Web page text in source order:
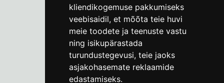
kliendikogemuse pakkumiseks
veebisaidil, et mõõta teie huvi
meie toodete ja teenuste vastu
ning isikupärastada
turundustegevusi, teie jaoks
asjakohasemate reklaamide
edastamiseks.
Tallinna Linnamuuseum
Vene 17
E-R kell 9-17(+372) 610 4178
info@linnamuuseum.ee